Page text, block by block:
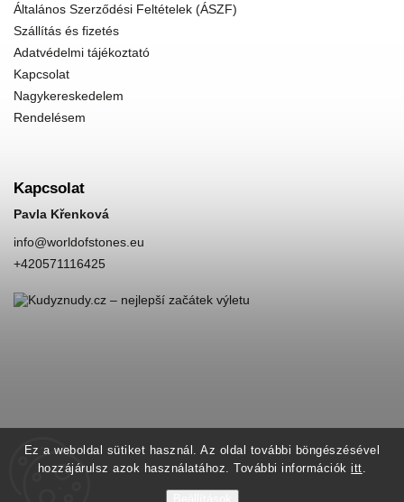
Ez a weboldal sütiket használ. Az oldal további böngészésével
hozzájárulsz azok használatához. További információkitt.
Általános Szerződési Feltételek (ÁSZF)
Szállítás és fizetés
Adatvédelmi tájékoztató
Kapcsolat
Nagykereskedelem
Rendelésem
Kapcsolat
Pavla Křenková
info@worldofstones.eu
+420571116425